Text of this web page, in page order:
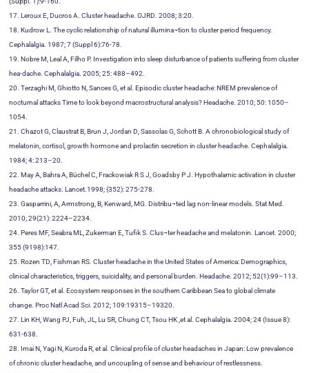
17. Leroux E, Ducros A. Cluster headache. OJRD. 2008; 3:20.
18. Kudrow L. The cyclic relationship of natural illumina¬tion to cluster period frequency.
Cephalalgia. 1987; 7 (Suppl 6):76-78.
19. Nobre M, Leal A, Filho P. Investigation into sleep disturbance of patients suffering from cluster
hea-dache. Cephalalgia. 2005; 25: 488–492.
20. Terzaghi M, Ghiotto N, Sances G, et al. Episodic cluster headache: NREM prevalence of
nocturnal attacks Time to look beyond macrostructural analysis? Headache. 2010; 50: 1050–
1054.
21. Chazot G, Claustrat B, Brun J, Jordan D, Sassolas G, Schott B. A chronobiological study of
melatonin, cortisol, growth hormone and prolactin secretion in cluster headache. Cephalalgia.
1984; 4: 213–20.
22. May A, Bahra A, Büchel C, Frackowiak R S J, Goadsby P J. Hypothalamic activation in cluster
headache attacks. Lancet.1998; (352): 275-278.
23. Gasparrini, A, Armstrong, B, Kenward, MG. Distribu¬ted lag non-linear models. Stat Med.
2010; 29(21): 2224–2234.
24. Peres MF, Seabra ML, Zukerman E, Tufik S. Clus¬ter headache and melatonin. Lancet. 2000;
355 (9198):147.
25. Rozen TD, Fishman RS. Cluster headache in the United States of America: Demographics,
clinical characteristics, triggers, suicidality, and personal burden. Headache. 2012; 52(1):99–113.
26. Taylor GT, et al. Ecosystem responses in the southern Caribbean Sea to global climate
change. Proc Natl Acad Sci. 2012; 109:19315–19320.
27. Lin KH, Wang PJ, Fuh, JL, Lu SR, Chung CT, Tsou HK ,et al. Cephalalgia. 2004; 24 (Issue 8):
631-638.
28. Imai N, Yagi N, Kuroda R, et al. Clinical profile of cluster headaches in Japan: Low prevalence
of chronic cluster headache, and uncoupling of sense and behaviour of restlessness.